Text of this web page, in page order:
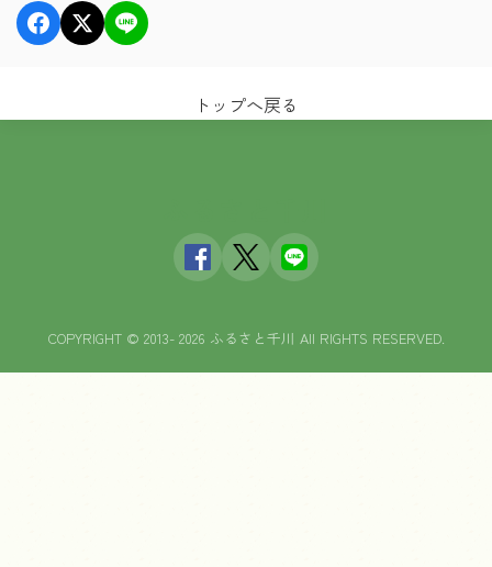
トップへ戻る
COPYRIGHT © 2013- 2026 ふるさと千川 All RIGHTS RESERVED.